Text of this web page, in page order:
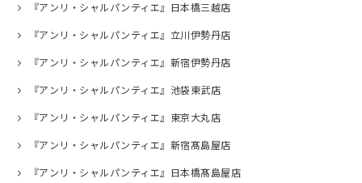
『アンリ・シャルパンティエ』日本橋三越店
『アンリ・シャルパンティエ』立川伊勢丹店
『アンリ・シャルパンティエ』新宿伊勢丹店
『アンリ・シャルパンティエ』池袋東武店
『アンリ・シャルパンティエ』東京大丸店
『アンリ・シャルパンティエ』新宿髙島屋店
『アンリ・シャルパンティエ』日本橋髙島屋店